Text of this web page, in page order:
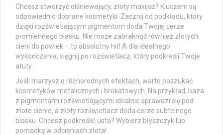
Chcesz stworzyć olśniewający, złoty makijaż? Kluczem są
odpowiednio dobrane kosmetyki. Zacznij od podkładu, który
dzięki rozświetlającym pigmentom doda Twojej cerze
promiennego blasku. Nie może zabraknąć również złotych
cieni do powiek – to absolutny hit! A dla idealnego
wykończenia, sięgnij po rozświetlacz, który podkreśli Twoje
atuty.
Jeśli marzysz o różnorodnych efektach, warto poszukać
kosmetyków metalicznych i brokatowych. Na przykład, baza
z pigmentami rozświetlającymi idealnie sprawdzi się pod
złote cienie, a złoty rozświetlacz doda cerze subtelnego
blasku. Chcesz podkreślić usta? Wybierz błyszczyk lub
pomadkę w odcieniach złota!